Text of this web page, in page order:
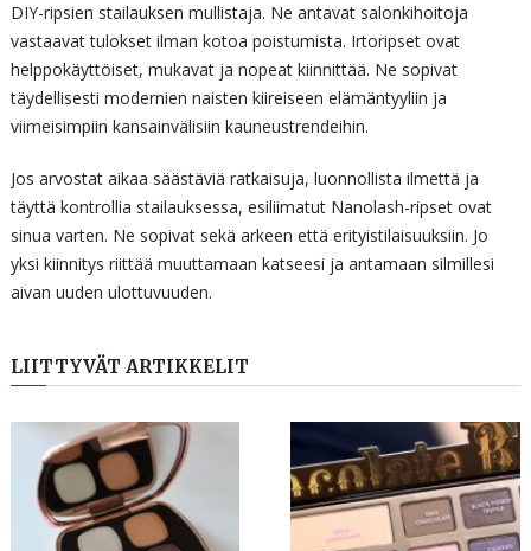
DIY-ripsien stailauksen mullistaja. Ne antavat salonkihoitoja
vastaavat tulokset ilman kotoa poistumista. Irtoripset ovat
helppokäyttöiset, mukavat ja nopeat kiinnittää. Ne sopivat
täydellisesti modernien naisten kiireiseen elämäntyyliin ja
viimeisimpiin kansainvälisiin kauneustrendeihin.
Jos arvostat aikaa säästäviä ratkaisuja, luonnollista ilmettä ja
täyttä kontrollia stailauksessa, esiliimatut Nanolash-ripset ovat
sinua varten. Ne sopivat sekä arkeen että erityistilaisuuksiin. Jo
yksi kiinnitys riittää muuttamaan katseesi ja antamaan silmillesi
aivan uuden ulottuvuuden.
LIITTYVÄT ARTIKKELIT